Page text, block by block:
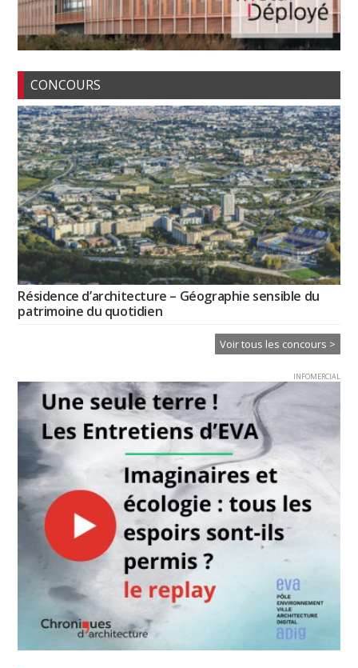
CONCOURS
Résidence d’architecture – Géographie sensible du
patrimoine du quotidien
Voir tous les concours >
INFOMERCIAL